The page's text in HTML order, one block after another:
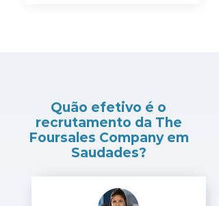
Quão efetivo é o
recrutamento da The
Foursales Company em
Saudades?